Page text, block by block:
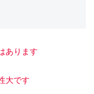
あります
大です